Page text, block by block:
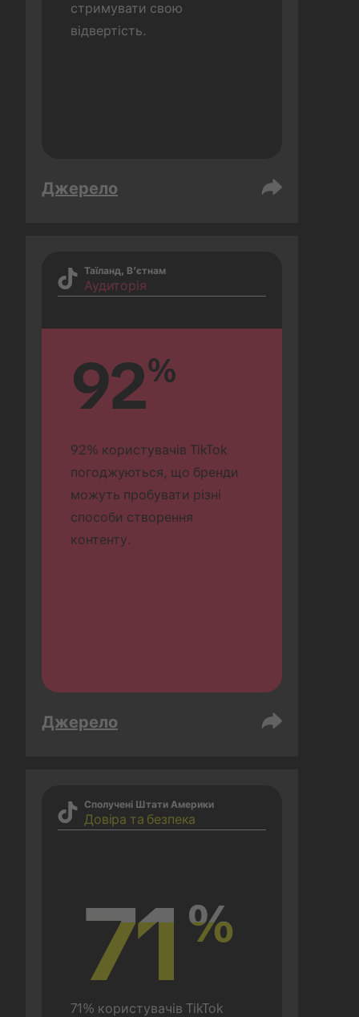
стримувати свою
відвертість.
Джерело
Таїланд, В’єтнам
Аудиторія
92%
92% користувачів TikTok
погоджуються, що бренди
можуть пробувати різні
способи створення
контенту.
Джерело
Сполучені Штати Америки
Довіра та безпека
71 %
71 %
71% користувачів TikTok